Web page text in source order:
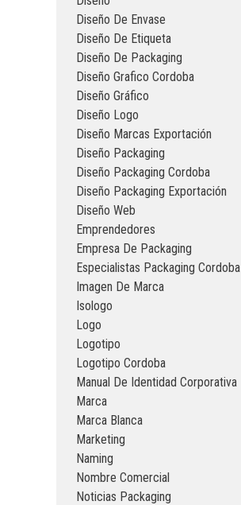
Diseño De Envase
Diseño De Etiqueta
Diseño De Packaging
Diseño Grafico Cordoba
Diseño Gráfico
Diseño Logo
Diseño Marcas Exportación
Diseño Packaging
Diseño Packaging Cordoba
Diseño Packaging Exportación
Diseño Web
Emprendedores
Empresa De Packaging
Especialistas Packaging Cordoba
Imagen De Marca
Isologo
Logo
Logotipo
Logotipo Cordoba
Manual De Identidad Corporativa
Marca
Marca Blanca
Marketing
Naming
Nombre Comercial
Noticias Packaging